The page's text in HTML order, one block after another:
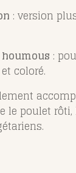
: version
:
coloré.
le poulet